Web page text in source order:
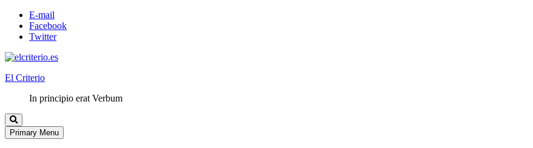
E-mail
Facebook
Twitter
El Criterio
In principio erat Verbum
Primary Menu